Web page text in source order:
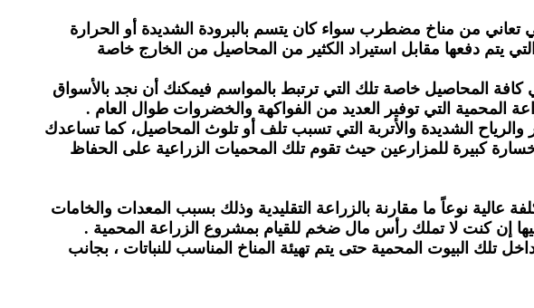
تعاني من مناخ مضطرب سواء كان يتسم بالبرودة الشديدة أو الحرارة
التي يتم دفعها مقابل استيراد الكثير من المحاصيل من الخارج خاصة
المحاصيل خاصة تلك التي ترتبط بالمواسم فيمكنك أن نجد بالأسواق
المحمية التي توفير العديد من الفواكهة والخضروات طوال العام .
والرياح الشديدة والأتربة التي تسبب تلف أو تلوث المحاصيل، كما تساعدك
كبيرة للمزارعين حيث تقوم تلك المحميات الزراعية على الحفاظ
عالية نوعاً ما مقارنة بالزراعة التقليدية وذلك بسبب المعدات والخامات
إن كنت لا تملك رأس مال ضخم للقيام بمشروع الزراعة المحمية .
تلك البيوت المحمية حتى يتم تهيئة المناخ المناسب للنباتات ، بجانب